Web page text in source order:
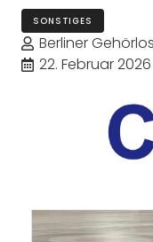
SONSTIGES
Berliner
22. Februar 2026